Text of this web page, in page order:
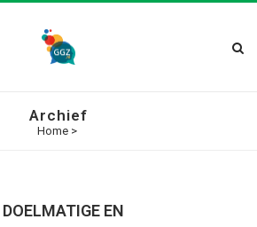
Archief
Home >
DOELMATIGE EN